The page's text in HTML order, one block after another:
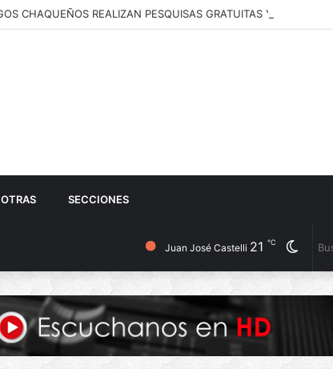
OTRAS SECCIONES
modo
Juan José Castelli 21 ℃